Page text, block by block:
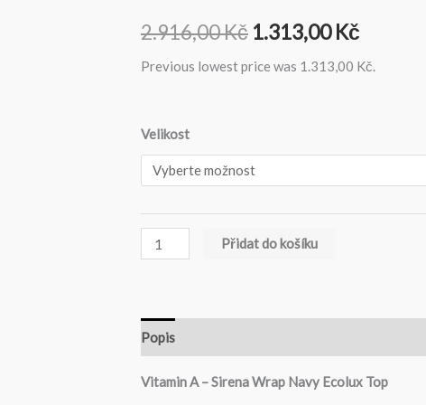
2.916,00Kč Původní
cena
1.313,00Kč
cena
Previous lowest price was 1.313,00 Kč.
Velikost
Sirena
Wrap
Navy
Top
množství
Přidat do košíku
Popis
Vitamin A – Sirena Wrap Navy Ecolux Top